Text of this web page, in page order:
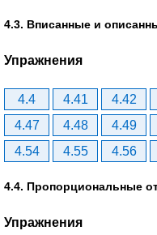
4.3. Вписанные и
Упражнения
4.4 4.41 4.42
4.47
4.48 4.49
4.54
4.55 4.56
4.4. Пропорциональные
Упражнения